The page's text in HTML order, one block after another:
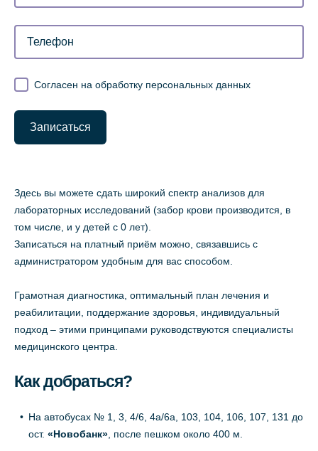
Согласен на обработку персональных данных
Записаться
Здесь вы можете сдать широкий спектр анализов для
лабораторных исследований (забор крови производится, в
том числе, и у детей с 0 лет).
Записаться на платный приём можно, связавшись с
администратором удобным для вас способом.
Грамотная диагностика, оптимальный план лечения и
реабилитации, поддержание здоровья, индивидуальный
подход – этими принципами руководствуются специалисты
медицинского центра.
Как добраться?
На автобусах № 1, 3, 4/6, 4а/6а, 103, 104, 106, 107, 131 до
ост. «Новобанк» , после пешком около 400 м.